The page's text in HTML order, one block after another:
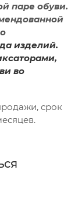
паре обуви.
изделий.
во
срок